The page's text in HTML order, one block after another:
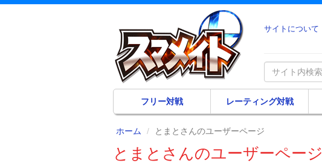
サイトについて
フリー対戦 レーティング対戦
ホーム とまとさんのユーザーページ
とまとさんのユーザーページ